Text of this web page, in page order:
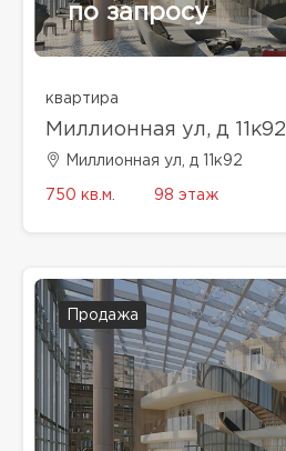
по запросу
квартира
Миллионная ул, д 11к92
Миллионная ул, д 11к92
750 кв.м. 98 этаж
Продажа